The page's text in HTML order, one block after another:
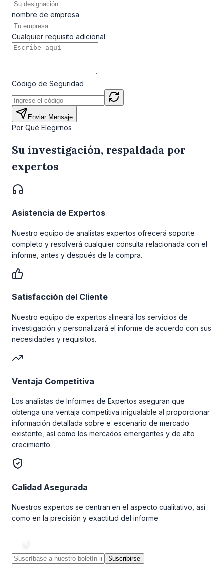
nombre de empresa
Cualquier requisito adicional
Código de Seguridad
Enviar Mensaje
Por Qué Elegirnos
Su investigación, respaldada por
expertos
Asistencia de Expertos
Nuestro equipo de analistas expertos ofrecerá soporte
completo y resolverá cualquier consulta relacionada con el
informe, antes y después de la compra.
Satisfacción del Cliente
Nuestro equipo de expertos alineará los servicios de
investigación y personalizará el informe de acuerdo con sus
necesidades y requisitos.
Ventaja Competitiva
Los analistas de Informes de Expertos aseguran que
obtenga una ventaja competitiva inigualable al proporcionar
información detallada sobre el escenario de mercado
existente, así como los mercados emergentes y de alto
crecimiento.
Calidad Asegurada
Nuestros expertos se centran en el aspecto cualitativo, así
como en la precisión y exactitud del informe.
Suscribirse